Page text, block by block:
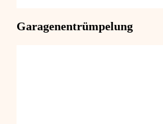
Garagenentrümpelung